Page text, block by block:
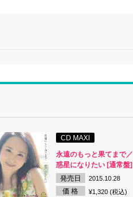
CD MAXI
永遠のもっと果てまで／
惑星になりたい [通常盤]
発売日
2015.10.28
価 格 ¥1,320 (税込)